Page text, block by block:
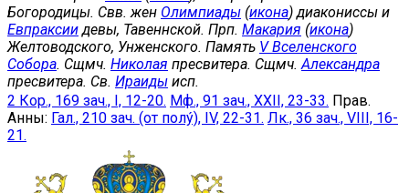
Богородицы. Свв. жен Олимпиады (икона) диакониссы и
Евпраксии девы, Тавеннской. Прп. Макария (икона)
Желтоводского, Унженского. Память V Вселенского
Собора. Сщмч. Николая пресвитера. Сщмч. Александра
пресвитера. Св. Ираиды исп.
2 Кор., 169 зач., I, 12-20. Мф., 91 зач., XXII, 23-33. Прав.
Анны: Гал., 210 зач. (от полу́), IV, 22-31. Лк., 36 зач., VIII, 16-
21.